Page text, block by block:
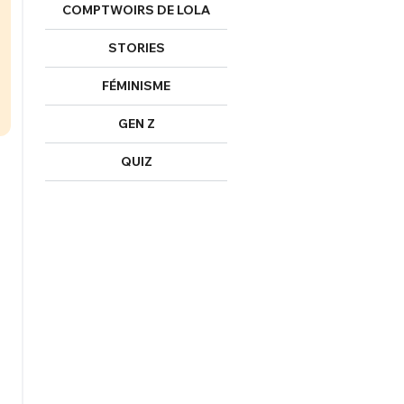
COMPTWOIRS DE LOLA
STORIES
FÉMINISME
GEN Z
QUIZ
FERMER
Un Thread